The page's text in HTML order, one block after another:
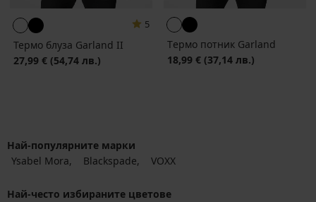
5
Термо блуза Garland II
27,99 € (54,74 лв.)
Tермо потник Garland
18,99 € (37,14 лв.)
Най-популярните марки
Ysabel Mora
Blackspade VOXX
Най-често избираните цветове